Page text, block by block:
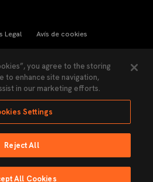
Legal Avís de cookies
Política de Privacitat
Accessibilitat
ser reproducida sin el permiso del Valencia
you agree to the storing
to enhance site navigation,
in our marketing efforts.
Settings
Reject All
All Cookies